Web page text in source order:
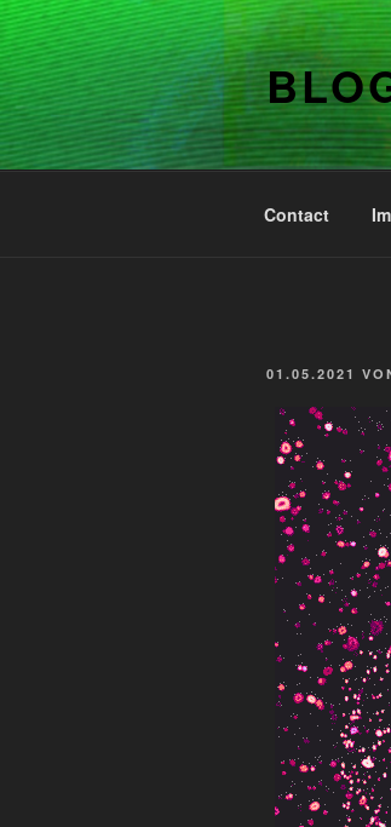
Zum
Inhalt
springen
Contact
01.05.2021